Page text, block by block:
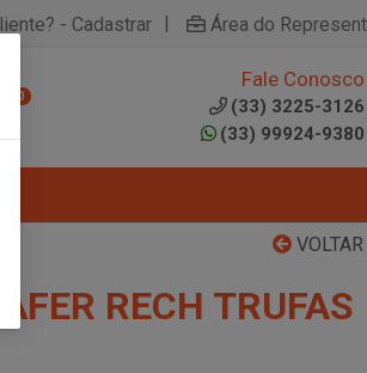
- Cadastrar | Área do
0
Fale Conosco
(33) 3225-3126
(33) 99924-9380
VOLTAR
RECH TRUFAS